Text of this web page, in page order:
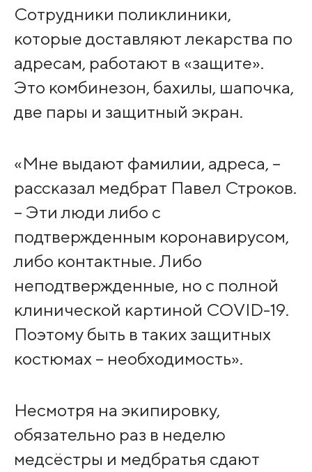
Сотрудники поликлиники,
которые доставляют лекарства по
адресам, работают в «защите».
Это комбинезон, бахилы, шапочка,
две пары и защитный экран.
«Мне выдают фамилии, адреса, –
рассказал медбрат Павел Строков.
– Эти люди либо с
подтвержденным коронавирусом,
либо контактные. Либо
неподтвержденные, но с полной
клинической картиной COVID-19.
Поэтому быть в таких защитных
костюмах – необходимость».
Несмотря на экипировку,
обязательно раз в неделю
медсёстры и медбратья сдают